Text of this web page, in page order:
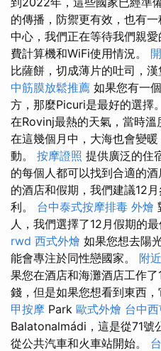
的傳播，防禦更有效，也有
中心，我們正在等待我們親
費計算機和WiFi使用情況。
比薩餅，切成薄片的吐司，
中筋膜放鬆推薦 如果您有一
方，那麼Picuri是最好的選擇。
在Rovinj最熱的天氣，當時溫
在這幾個月中，大海也會變
動。 按摩證照 提供廣泛的住
的每個人都可以找到合適的
的酒店和假期，我們建議12
利。 台中泰式按摩排毒 外燴
人，我們選擇了12月假期的最
rwd 西式外燴 如果您想去陽
能會專注於同性戀國家。 附
果您在酒店和海灘酒店工作
錢，但是如果您想看到東西
甲按摩 Park 歐式外燴 台中
Balatonalmádi，這是從71號
從公共汽車和火車站開始。